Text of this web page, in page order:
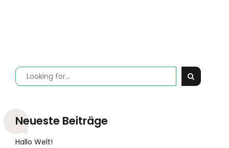
Neueste Beiträge
Hallo Welt!